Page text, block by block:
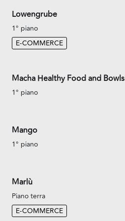
Lowengrube
1° piano
E-COMMERCE
Macha Healthy Food and Bowls
1° piano
Mango
1° piano
Marlù
Piano terra
E-COMMERCE